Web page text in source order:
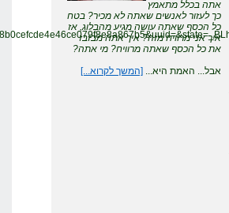
שאתה לא מכיר? בטח
עושה מגיע מהבלוג, אז
מזה? איך אתה מבזבז
מרוויח? מי אתה?
[המשך לקרוא...]